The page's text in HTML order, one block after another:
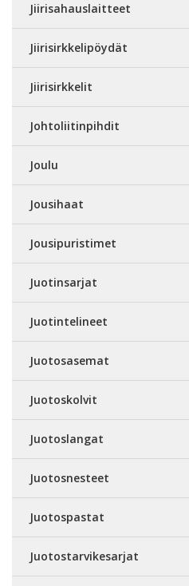
Jiirisahauslaitteet
Jiirisirkkelipöydät
Jiirisirkkelit
Johtoliitinpihdit
Joulu
Jousihaat
Jousipuristimet
Juotinsarjat
Juotintelineet
Juotosasemat
Juotoskolvit
Juotoslangat
Juotosnesteet
Juotospastat
Juotostarvikesarjat